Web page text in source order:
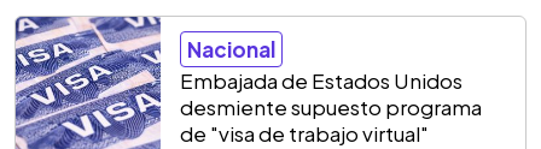
Nacional
Embajada de Estados Unidos
desmiente supuesto programa
de "visa de trabajo virtual"